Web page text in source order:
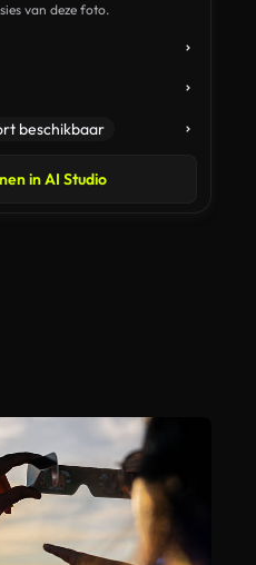
van deze foto.
beschikbaar
in AI Studio